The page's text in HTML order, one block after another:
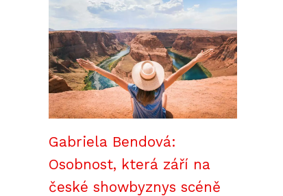
Gabriela Bendová:
Osobnost, která září na
české showbyznys scéně